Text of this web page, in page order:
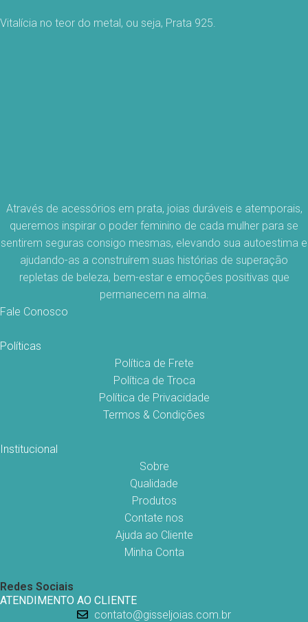
Vitalícia no teor do metal, ou seja, Prata 925.
Através de acessórios em prata, joias duráveis e atemporais,
queremos inspirar o poder feminino de cada mulher para se
sentirem seguras consigo mesmas, elevando sua autoestima e
ajudando-as a construírem suas histórias de superação
repletas de beleza, bem-estar e emoções positivas que
permanecem na alma.
Fale Conosco
Políticas
Política de Frete
Política de Troca
Política de Privacidade
Termos & Condições
Institucional
Sobre
Qualidade
Produtos
Contate nos
Ajuda ao Cliente
Minha Conta
Redes Sociais
ATENDIMENTO AO CLIENTE
contato@gisseljoias.com.br